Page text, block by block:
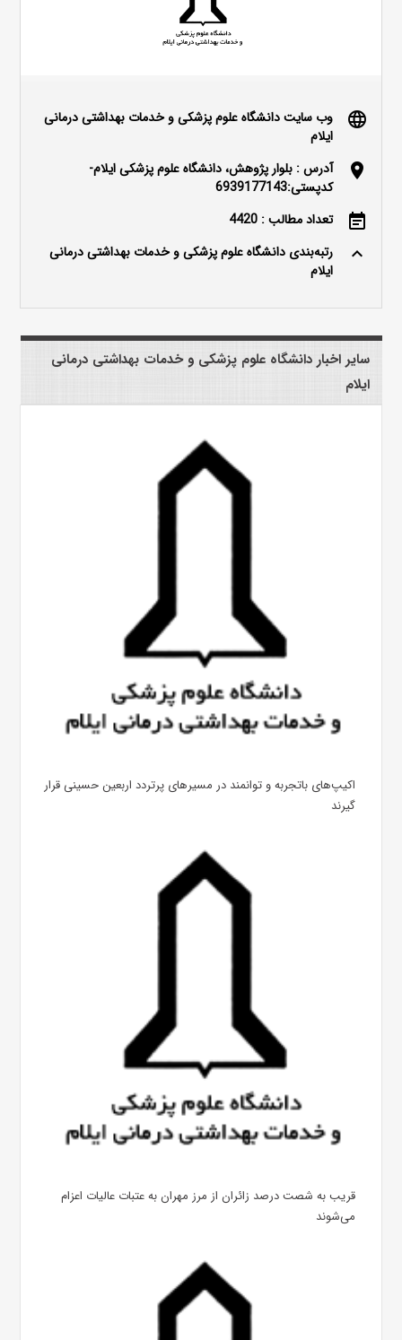
language
وب سایت دانشگاه علوم پزشکی و خدمات بهداشتی درمانی
ایلام
location_on
آدرس : بلوار پژوهش، دانشگاه علوم پزشکی ایلام-
کدپستی:6939177143
event_note تعداد مطالب : 4420
keyboard_arrow_up
رتبه‌بندی دانشگاه علوم پزشکی و خدمات بهداشتی درمانی
ایلام
سایر اخبار دانشگاه علوم پزشکی و خدمات بهداشتی درمانی
ایلام
اکیپ‌های باتجربه و توانمند در مسیرهای پرتردد اربعین حسینی قرار
گیرند
قریب به شصت درصد زائران از مرز مهران به عتبات عالیات اعزام
می‌شوند